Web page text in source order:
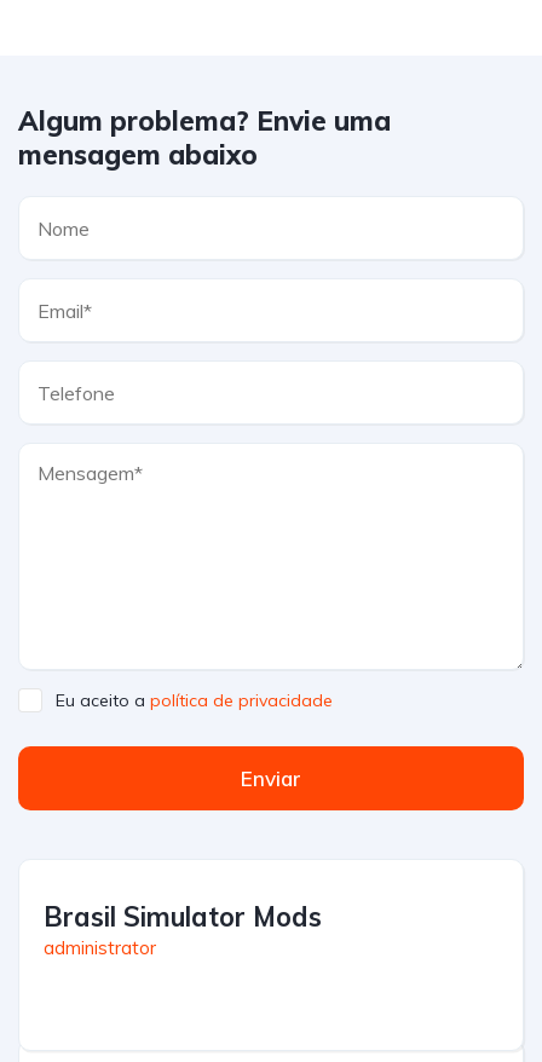
Algum problema? Envie uma
mensagem abaixo
Eu aceito a política de privacidade
Enviar
Brasil Simulator Mods
administrator